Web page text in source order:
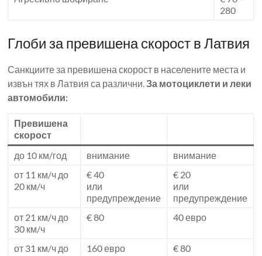
280
Глоби за превишена скорост в Латвия
Санкциите за превишена скорост в населените места и
извън тях в Латвия са различни.За мотоциклети и леки
автомобили:
Превишена
скорост
до 10 км/год
внимание
внимание
от 11 км/ч до
20 км/ч
€ 40
или
предупреждение
€ 20
или
предупреждение
от 21 км/ч до
30 км/ч
€ 80 40 евро
от 31 км/ч до
160 евро € 80